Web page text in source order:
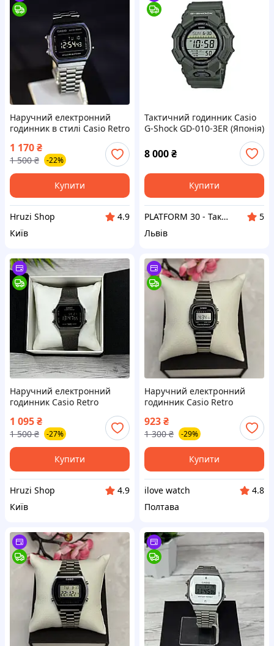
Наручний електронний
годинник в стилi Casio Retro
1 170₴
1 500 ₴ -22%
Купити
Hruzi Shop
4.9
Київ
Тактичний годинник Casio
G-Shock GD-010-3ER (Японія)
Illuminator LED, Олива
8 000₴
Купити
PLATFORM 30 - Тактичні аксесуари та тюнінг нового покоління
5
Львів
Наручний електронний
годинник Casio Retro
1 095₴
1 500 ₴ -27%
Купити
Hruzi Shop
4.9
Київ
Наручний електронний
годинник Casio Retro
923₴
1 300 ₴ -29%
Купити
ilove watch
4.8
Полтава